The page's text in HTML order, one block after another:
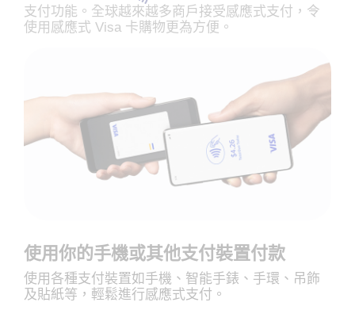
支付功能。全球越來越多商戶接受感應式支付，令
使用感應式 Visa 卡購物更為方便。
使用你的手機或其他支付裝置付款
使用各種支付裝置如手機、智能手錶、手環、吊飾
及貼紙等，輕鬆進行感應式支付。